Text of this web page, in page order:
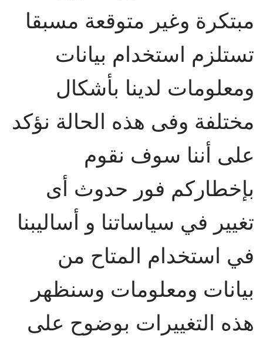
مبتكرة وغير متوقعة مسبقا
تستلزم استخدام بيانات
ومعلومات لدينا بأشكال
مختلفة وفى هذه الحالة نؤكد
على أننا سوف نقوم
بإخطاركم فور حدوث أى
تغيير في سياساتنا و أساليبنا
في استخدام المتاح من
بيانات ومعلومات وسنظهر
هذه التغييرات بوضوح على